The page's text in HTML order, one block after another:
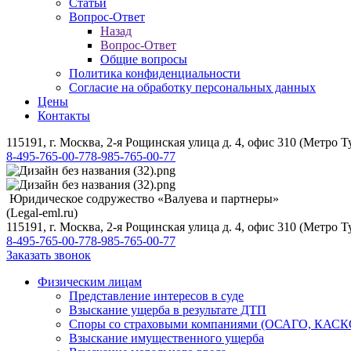
Статьи
Вопрос-Ответ
Назад
Вопрос-Ответ
Общие вопросы
Политика конфиденциальности
Согласие на обработку персональных данных
Цены
Контакты
115191, г. Москва, 2-я Рощинская улица д. 4, офис 310 (Метро
8-495-765-00-778-985-765-00-77
Юридическое содружество «Валуева и партнеры»
(Legal-eml.ru)
115191, г. Москва, 2-я Рощинская улица д. 4, офис 310 (Метро
8-495-765-00-778-985-765-00-77
Заказать звонок
Физическим лицам
Представление интересов в суде
Взыскание ущерба в результате ДТП
Споры со страховыми компаниями (ОСАГО,
Взыскание имущественного ущерба